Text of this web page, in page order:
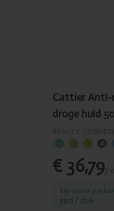
Cattier Anti-
droge huid
€ 36,79/
Tip: bestel per
33,11 / stuk